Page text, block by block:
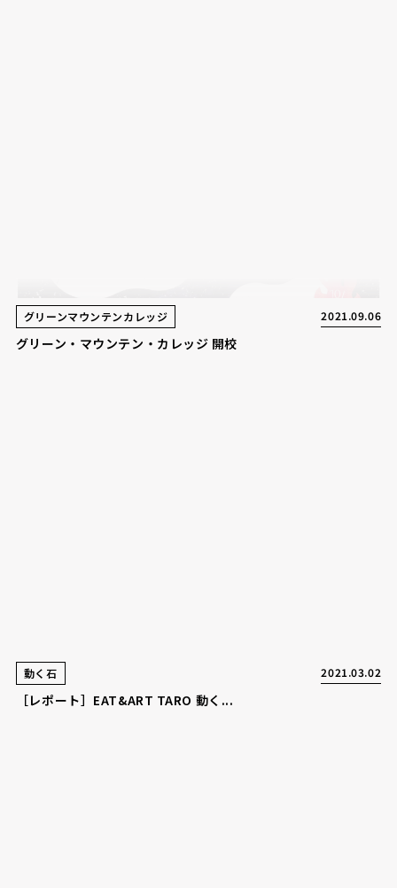
グリーンマウンテンカレッジ 2021.09.06
グリーン・マウンテン・カレッジ 開校
動く石 2021.03.02
［レポート］EAT&ART TARO 動く...